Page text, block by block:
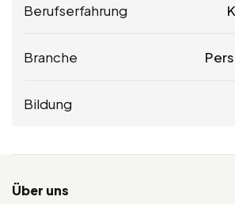
Berufserfahrung
Branche
Bildung
Über uns